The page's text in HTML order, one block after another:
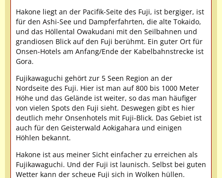
Hakone liegt an der Pacifik-Seite des Fuji, ist bergiger, ist
für den Ashi-See und Dampferfahrten, die alte Tokaido,
und das Höllental Owakudani mit den Seilbahnen und
grandiosen Blick auf den Fuji berühmt. Ein guter Ort für
Onsen-Hotels am Anfang/Ende der Kabelbahnstrecke ist
Gora.
Fujikawaguchi gehört zur 5 Seen Region an der
Nordseite des Fuji. Hier ist man auf 800 bis 1000 Meter
Höhe und das Gelände ist weiter, so das man häufiger
von vielen Spots den Fuji sieht. Deswegen gibt es hier
deutlich mehr Onsenhotels mit Fuji-Blick. Das Gebiet ist
auch für den Geisterwald Aokigahara und einigen
Höhlen bekannt.
Hakone ist aus meiner Sicht einfacher zu erreichen als
Fujikawaguchi. Und der Fuji ist launisch. Selbst bei guten
Wetter kann der scheue Fuji sich in Wolken hüllen.